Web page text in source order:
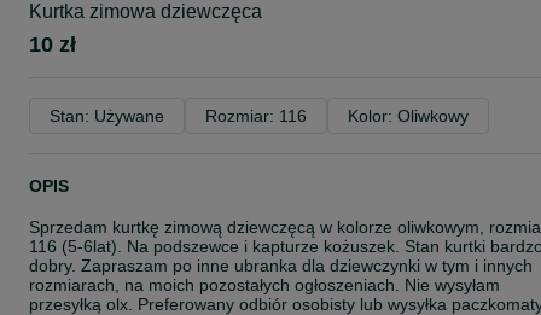
Kurtka zimowa dziewczęca
10 zł
Stan: Używane Rozmiar: 116 Kolor: Oliwkowy
OPIS
Sprzedam kurtkę zimową dziewczęcą w kolorze oliwkowym,
116 (5-6lat). Na podszewce i kapturze kożuszek. Stan kurtki
dobry. Zapraszam po inne ubranka dla dziewczynki w tym i innych
rozmiarach, na moich pozostałych ogłoszeniach. Nie wysyłam
przesyłką olx. Preferowany odbiór osobisty lub wysyłka